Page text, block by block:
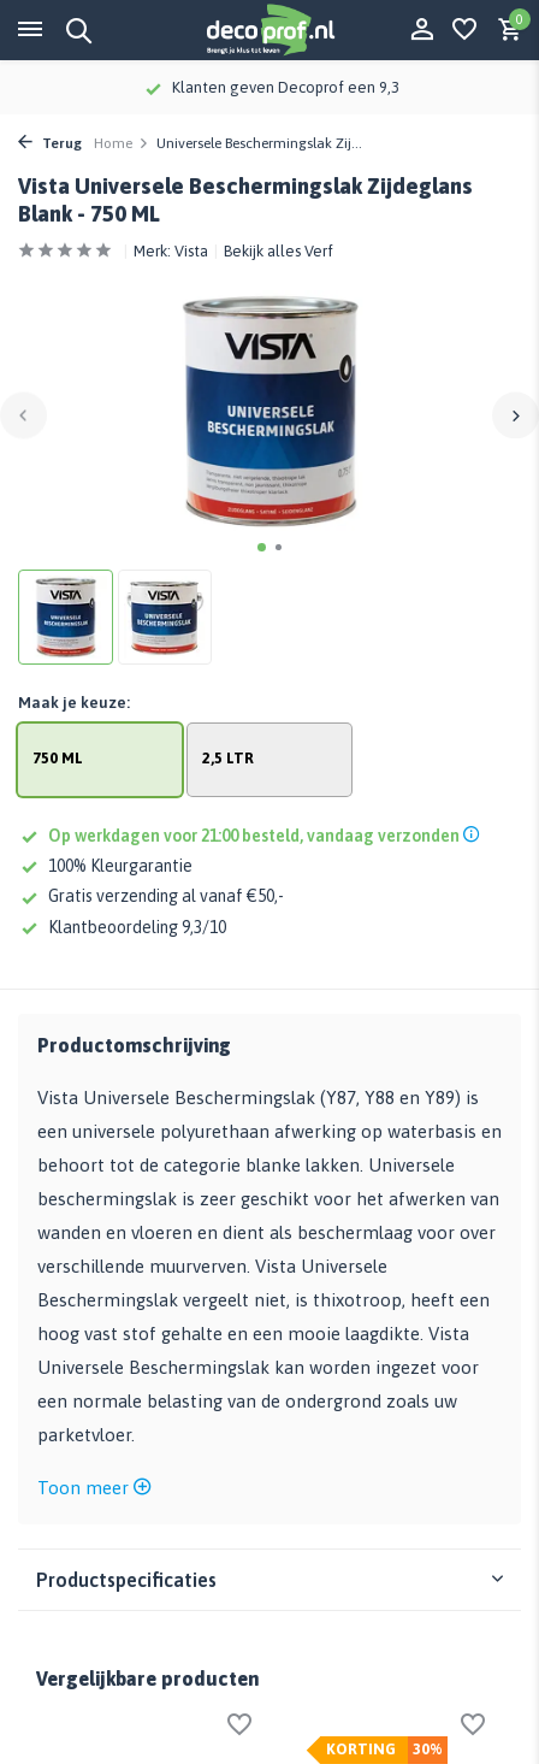
0
Klanten geven Decoprof een 9,3
Terug Home Universele Beschermingslak Zij...
Vista Universele Beschermingslak Zijdeglans
Blank - 750 ML
Merk: Vista Bekijk alles Verf
750 ML 2,5 LTR
Maak je keuze:
Op werkdagen voor 21:00 besteld, vandaag verzonden
100% Kleurgarantie
Gratis verzending al vanaf €50,-
Klantbeoordeling 9,3/10
Productomschrijving
Vista Universele Beschermingslak (Y87, Y88 en Y89) is
een universele polyurethaan afwerking op waterbasis en
behoort tot de categorie blanke lakken. Universele
beschermingslak is zeer geschikt voor het afwerken van
wanden en vloeren en dient als beschermlaag voor over
verschillende muurverven. Vista Universele
Beschermingslak vergeelt niet, is thixotroop, heeft een
hoog vast stof gehalte en een mooie laagdikte. Vista
Universele Beschermingslak kan worden ingezet voor
een normale belasting van de ondergrond zoals uw
parketvloer.
Toon meer
Productspecificaties
Vergelijkbare producten
30%
KORTING